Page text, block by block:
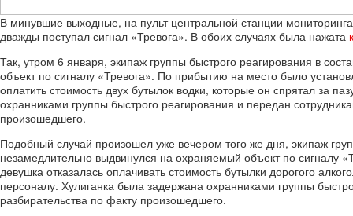
В минувшие выходные, на пульт центральной станции
дважды поступал сигнал «Тревога». В обоих случаях была нажата
Так, утром 6 января, экипаж группы быстрого реагирования в
объект по сигналу «Тревога». По прибытию на место было
оплатить стоимость двух бутылок водки, которые он спрятал за
охранниками группы быстрого реагирования и передан
произошедшего.
Подобный случай произошел уже вечером того же дня, экипаж
незамедлительно выдвинулся на охраняемый объект по сигналу
девушка отказалась оплачивать стоимость бутылки дорогого
персоналу. Хулиганка была задержана охранниками группы
разбирательства по факту произошедшего.